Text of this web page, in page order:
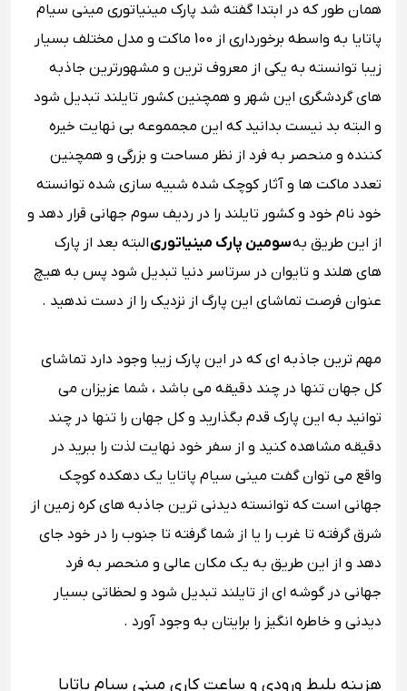
همان طور که در ابتدا گفته شد پارک مینیاتوری مینی سیام
پاتایا به واسطه برخورداری از 100 ماکت و مدل مختلف بسیار
زیبا توانسته به یکی از معروف ترین و مشهورترین جاذبه
های گردشگری این شهر و همچنین کشور تایلند تبدیل شود
و البته بد نیست بدانید که این مجمموعه بی نهایت خیره
کننده و منحصر به فرد از نظر مساحت و بزرگی و همچنین
تعدد ماکت ها و آثار کوچک شده شبیه سازی شده توانسته
خود نام خود و کشور تایلند را در ردیف سوم جهانی قرار دهد و
از این طریق بهسومین پارک مینیاتوریالبته بعد از پارک
های هلند و تایوان در سرتاسر دنیا تبدیل شود پس به هیچ
عنوان فرصت تماشای این پارگ از نزدیک را از دست ندهید .
مهم ترین جاذبه ای که در این پارک زیبا وجود دارد تماشای
کل جهان تنها در چند دقیقه می باشد ، شما عزیزان می
توانید به این پارک قدم بگذارید و کل جهان را تنها در چند
دقیقه مشاهده کنید و از سفر خود نهایت لذت را ببرید در
واقع می توان گفت مینی سیام پاتایا یک دهکده کوچک
جهانی است که توانسته دیدنی ترین جاذبه های کره زمین از
شرق گرفته تا غرب را یا از شما گرفته تا جنوب را در خود جای
دهد و از این طریق به یک مکان عالی و منحصر به فرد
جهانی در گوشه ای از تایلند تبدیل شود و لحظاتی بسیار
دیدنی و خاطره انگیز را برایتان به وجود آورد .
هزینه بلیط ورودی و ساعت کاری مینی سیام پاتایا